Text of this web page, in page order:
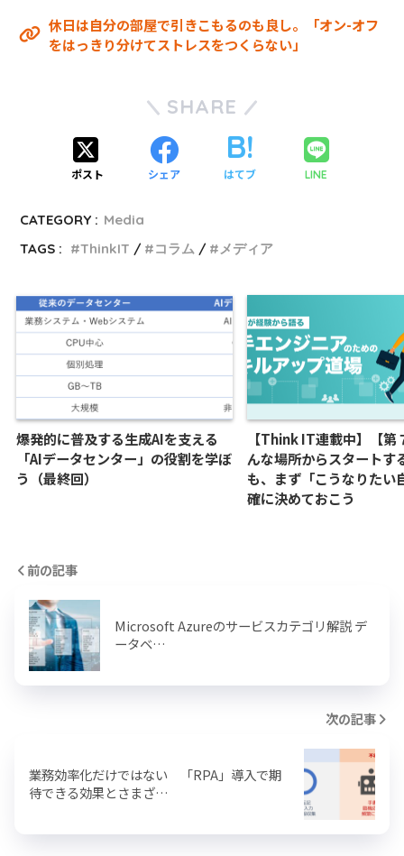
休日は自分の部屋で引きこもるのも良し。「オン-オフ
をはっきり分けてストレスをつくらない」
SHARE
ポスト シェア はてブ LINE
CATEGORY : Media
TAGS :
ThinkIT コラム メディア
爆発的に普及する生成AIを支える
「AIデータセンター」の役割を学ぼ
う（最終回）
【Think IT連載中】【第
んな場所からスタートす
も、まず「こうなりたい
確に決めておこう
前の記事
Microsoft Azureのサービスカテゴリ解説 デ
ータベ…
次の記事
業務効率化だけではない 「RPA」導入で期
待できる効果とさまざ…